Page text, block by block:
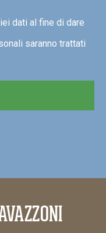
dati al fine di dare
saranno trattati